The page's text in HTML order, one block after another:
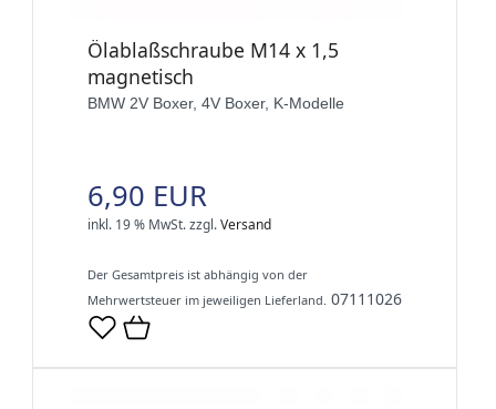
Ölablaßschraube M14 x 1,5
magnetisch
BMW 2V Boxer, 4V Boxer, K-Modelle
6,90 EUR
inkl. 19 % MwSt.zzgl.Versand
Der Gesamtpreis ist abhängig von der
Mehrwertsteuer im jeweiligen Lieferland. 07111026